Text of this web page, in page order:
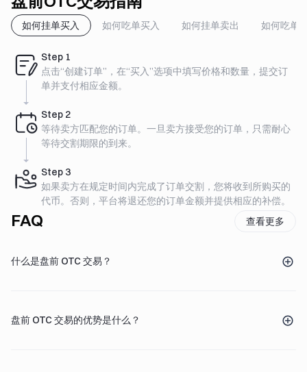
如何挂单买入 如何吃单买入 如何挂单卖出 如何吃单
Step 1
点击“创建订单”，在“买入”选项中填写价格和数量，提交订
单并支付相应金额。
Step 2
等待卖方匹配您的订单。一旦卖方接受您的订单，只需耐心
等待交割期限的到来。
Step 3
如果卖方在规定时间内完成了订单交割，您将收到所购买的
代币。否则，平台将退还您的订单金额并提供相应的补偿。
FAQ 查看更多
什么是盘前 OTC 交易？
盘前 OTC 交易的优势是什么？